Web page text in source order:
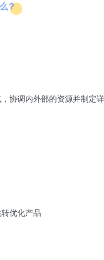
?
协调内外部的资源并制定
优化产品